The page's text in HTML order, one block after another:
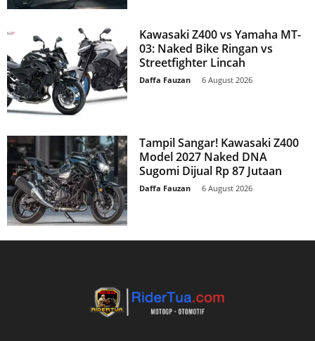
Kawasaki Z400 vs Yamaha MT-
03: Naked Bike Ringan vs
Streetfighter Lincah
Daffa Fauzan 6 August 2026
Tampil Sangar! Kawasaki Z400
Model 2027 Naked DNA
Sugomi Dijual Rp 87 Jutaan
Daffa Fauzan 6 August 2026